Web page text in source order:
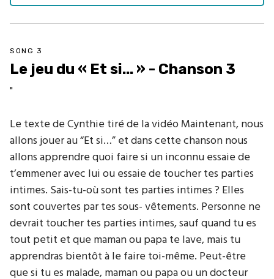
SONG 3
Le jeu du « Et si... » - Chanson 3
"
Le texte de Cynthie tiré de la vidéo Maintenant, nous
allons jouer au “Et si…” et dans cette chanson nous
allons apprendre quoi faire si un inconnu essaie de
t’emmener avec lui ou essaie de toucher tes parties
intimes. Sais-tu-où sont tes parties intimes ? Elles
sont couvertes par tes sous- vêtements. Personne ne
devrait toucher tes parties intimes, sauf quand tu es
tout petit et que maman ou papa te lave, mais tu
apprendras bientôt à le faire toi-même. Peut-être
que si tu es malade, maman ou papa ou un docteur